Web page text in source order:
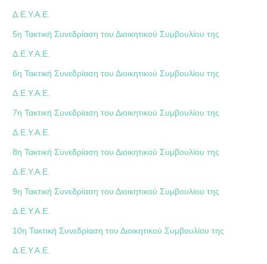
Δ.Ε.Υ.Α.Ε.
5η Τακτική Συνεδρίαση του Διοικητικού Συμβουλίου της
Δ.Ε.Υ.Α.Ε.
6η Τακτική Συνεδρίαση του Διοικητικού Συμβουλίου της
Δ.Ε.Υ.Α.Ε.
7η Τακτική Συνεδρίαση του Διοικητικού Συμβουλίου της
Δ.Ε.Υ.Α.Ε.
8η Τακτική Συνεδρίαση του Διοικητικού Συμβουλίου της
Δ.Ε.Υ.Α.Ε.
9η Τακτική Συνεδρίαση του Διοικητικού Συμβουλίου της
Δ.Ε.Υ.Α.Ε.
10η Τακτική Συνεδρίαση του Διοικητικού Συμβουλίου της
Δ.Ε.Υ.Α.Ε.